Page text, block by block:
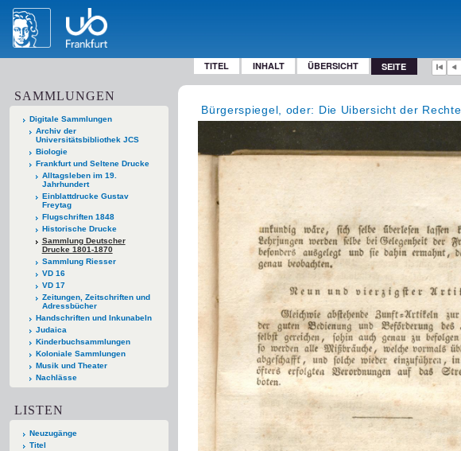
TITEL INHALT ÜBERSICHT SEITE
SAMMLUNGEN
Digitale Sammlungen
Archiv der
Universitätsbibliothek JCS
Biologie
Frankfurt und Seltene Drucke
Alltagsleben im 19.
Jahrhundert
Einblattdrucke Gustav
Freytag
Flugschriften 1848
Historische Drucke
Sammlung Deutscher
Drucke 1801-1870
Sammlung Riesser
VD 16
VD 17
Zeitungen, Zeitschriften und
Adressbücher
Handschriften und Inkunabeln
Judaica
Kinderbuchsammlungen
Koloniale Sammlungen
Musik und Theater
Nachlässe
LISTEN
Neuzugänge
Titel
Bürgerspiegel, oder: Die Uibersicht der